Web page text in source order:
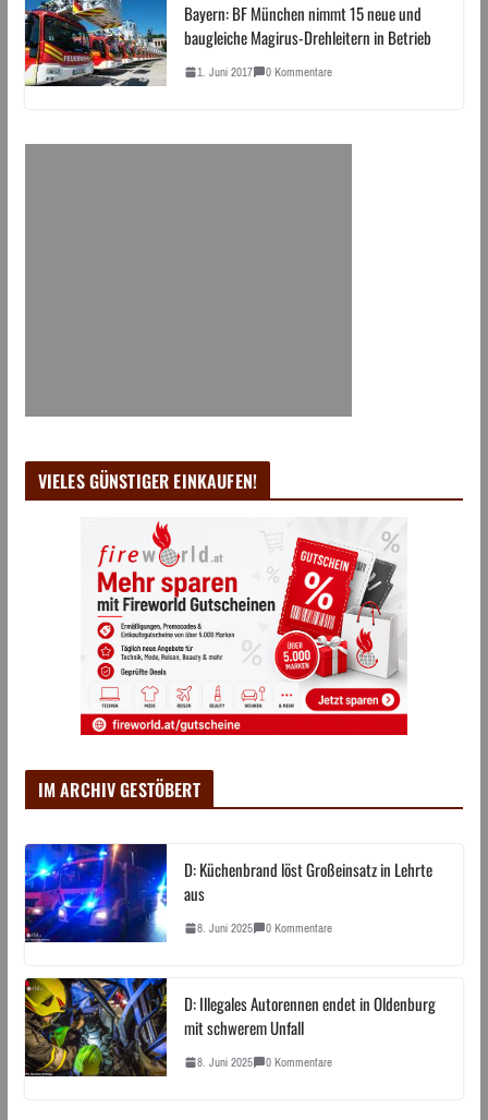
Bayern: BF München nimmt 15 neue und
baugleiche Magirus-Drehleitern in Betrieb
1. Juni 2017 0 Kommentare
VIELES GÜNSTIGER EINKAUFEN!
IM ARCHIV GESTÖBERT
D: Küchenbrand löst Großeinsatz in Lehrte
aus
8. Juni 2025 0 Kommentare
D: Illegales Autorennen endet in Oldenburg
mit schwerem Unfall
8. Juni 2025 0 Kommentare